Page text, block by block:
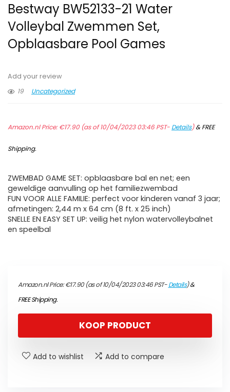
Bestway BW52133-21 Water
Volleybal Zwemmen Set,
Opblaasbare Pool Games
Add your review
19
Uncategorized
Amazon.nl Price:€17.90(as of 10/04/2023 03:46 PST- Details)&FREE
Shipping.
ZWEMBAD GAME SET: opblaasbare bal en net; een
geweldige aanvulling op het familiezwembad
FUN VOOR ALLE FAMILIE: perfect voor kinderen vanaf 3 jaar;
afmetingen: 2,44 m x 64 cm (8 ft. x 25 inch)
SNELLE EN EASY SET UP: veilig het nylon watervolleybalnet
en speelbal
Amazon.nl Price:€17.90(as of 10/04/2023 03:46 PST-Details)&
FREE Shipping.
KOOP PRODUCT
Add to wishlist Add to compare